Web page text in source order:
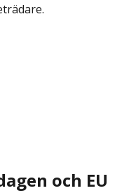
och EU